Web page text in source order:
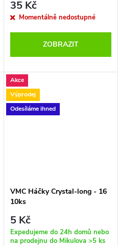
35 Kč
Momentálně nedostupné
ZOBRAZIT
Akce
Výprodej
Odesíláme ihned
VMC Háčky Crystal-long - 16
10ks
5 Kč
Expedujeme do 24h domů nebo
na prodejnu do Mikulova >5 ks